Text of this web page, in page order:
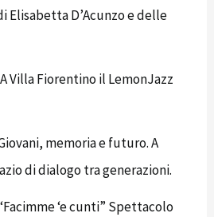
D’Acunzo e delle
Villa Fiorentino il LemonJazz
memoria e futuro. A
di dialogo tra generazioni.
‘e cunti” Spettacolo